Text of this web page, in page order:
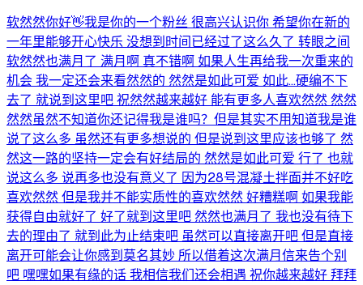
软然然你好👋我是你的一个粉丝 很高兴认识你 希望你在新的
一年里能够开心快乐 没想到时间已经过了这么久了 转眼之间
软然然也满月了 满月啊 真不错啊 如果人生再给我一次重来的
机会 我一定还会来看然然的 然然是如此可爱 如此…硬编不下
去了 就说到这里吧 祝然然越来越好 能有更多人喜欢然然 然然
然然虽然不知道你还记得我是谁吗？但是其实不用知道我是谁
说了这么多 虽然还有更多想说的 但是说到这里应该也够了 然
然这一路的坚持一定会有好结局的 然然是如此可爱 行了 也就
说这么多 说再多也没有意义了 因为28号混凝土拌面并不好吃
喜欢然然 但是我并不能实质性的喜欢然然 好糟糕啊 如果我能
获得自由就好了 好了就到这里吧 然然也满月了 我也没有待下
去的理由了 就到此为止结束吧 虽然可以直接离开吧 但是直接
离开可能会让你感到莫名其妙 所以借着这次满月信来告个别
吧 嘿嘿如果有缘的话 我相信我们还会相遇 祝你越来越好 拜拜